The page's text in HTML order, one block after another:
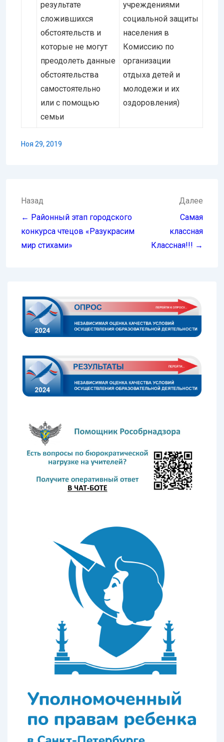
результате
сложившихся
обстоятельств и
которые не могут
преодолеть данные
обстоятельства
самостоятельно
или с помощью
семьи
учреждениями
социальной защиты
населения в
Комиссию по
организации
отдыха детей и
молодежи и их
оздоровления)
Ноя 29, 2019
Навигация
по
записям
Назад
← Районный этап городского
конкурса чтецов «Разукрасим
мир стихами»
Далее
Самая
классная
Классная!!! →